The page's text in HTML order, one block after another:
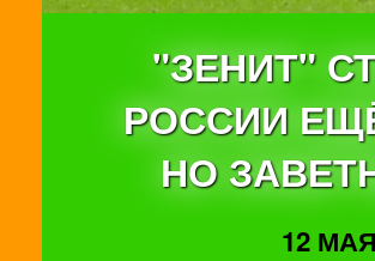
"ЗЕНИТ"
РОССИИ
НО
12